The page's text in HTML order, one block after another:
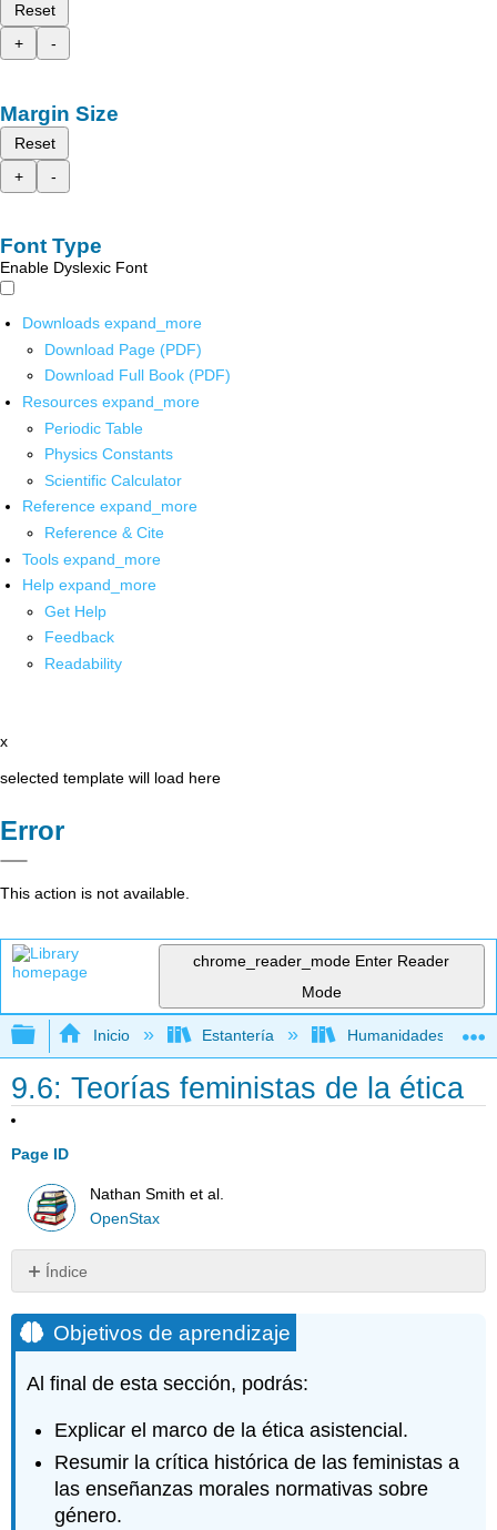
Reset
+
-
Margin Size
Reset
+
-
Font Type
Enable Dyslexic Font
Downloads expand_more
Download Page (PDF)
Download Full Book (PDF)
Resources expand_more
Periodic Table
Physics Constants
Scientific Calculator
Reference expand_more
Reference & Cite
Tools expand_more
Help expand_more
Get Help
Feedback
Readability
x
selected template will load here
Error
This action is not available.
chrome_reader_mode Enter Reader
Mode
Expandir/contraer jerarquía global
Inicio Estantería Humanidades
9.6: Teorías feministas de la ética
Page ID
Nathan Smith et al.
OpenStax
Índice
de
aprendizaje
Crítica
Histórica
El
de
lo
femenino
Objetivos de aprendizaje
Al final de esta sección, podrás:
Explicar el marco de la ética asistencial.
Resumir la crítica histórica de las feministas a
las enseñanzas morales normativas sobre
género.